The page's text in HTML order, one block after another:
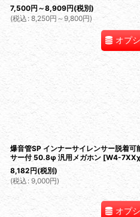
7,500円 ～8,909円(税別)
(税込 : 8,250円 ～9,800円)
オプ
爆音管SP インナーサイレンサー脱着
サー付 50.8φ 汎用メガホン [W4-
8,182円(税別)
(税込 : 9,000円)
オプ